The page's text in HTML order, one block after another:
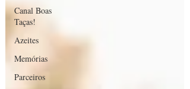
Canal Boas
Taças!
Azeites
Memórias
Parceiros